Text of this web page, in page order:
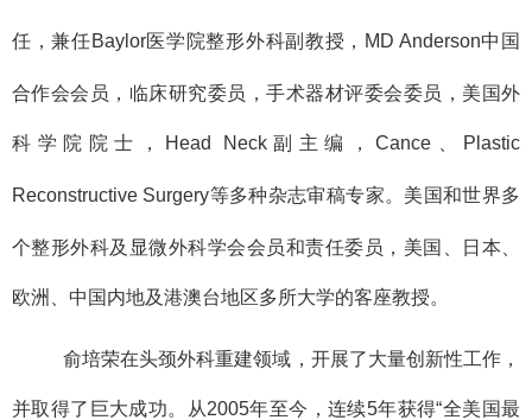
任，兼任Baylor医学院整形外科副教授， MD Anderson中国
合作会会员，临床研究委员，手术器材评委会委员，美国外
科学院院士， Head Neck副主编， Cance Plastic
Reconstructive Surgery等多种杂志审稿专家。美国和世界多
个整形外科及显微外科学会会员和责任委员，美国、日本、
欧洲、中国内地及港澳台地区多所大学的客座教授。
俞培荣在头颈外科重建领域，开展了大量创新性工作，
并取得了巨大成功。从2005年至今，连续5年获得“全美国最